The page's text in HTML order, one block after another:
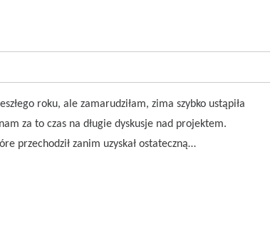
roku, ale zamarudziłam, zima szybko ustąpiła
za to czas na długie dyskusje nad projektem.
przechodził zanim uzyskał ostateczną…